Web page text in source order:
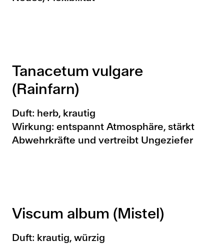
Tanacetum vulgare
(Rainfarn)
Duft: herb, krautig
Wirkung: entspannt Atmosphäre, stärkt
Abwehrkräfte und vertreibt Ungeziefer
Viscum album (Mistel)
Duft: krautig, würzig